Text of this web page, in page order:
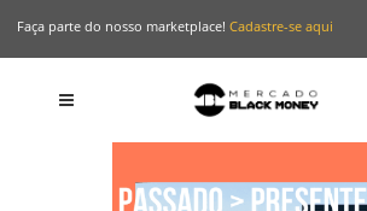
Faça parte do nosso marketplace! Cadastre-se aqui